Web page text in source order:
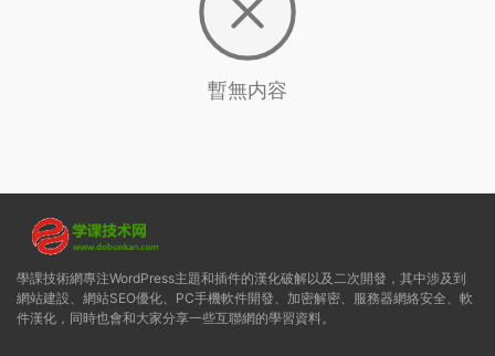
暫無内容
學課技術網專注WordPress主題和插件的漢化破解以及二次開發，其中涉及到
網站建設、網站SEO優化、PC手機軟件開發、加密解密、服務器網絡安全、軟
件漢化，同時也會和大家分享一些互聯網的學習資料。